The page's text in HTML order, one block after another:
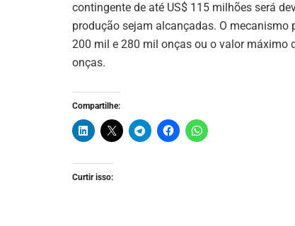
contingente de até US$ 115 milhões será
produção sejam alcançadas. O mecanismo
200 mil e 280 mil onças ou o valor máximo
onças.
Compartilhe:
Curtir isso: